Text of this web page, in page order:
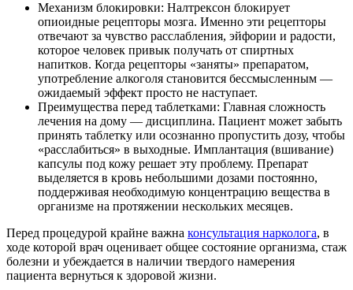
Механизм блокировки: Налтрексон блокирует
опиоидные рецепторы мозга. Именно эти рецепторы
отвечают за чувство расслабления, эйфории и радости,
которое человек привык получать от спиртных
напитков. Когда рецепторы «заняты» препаратом,
употребление алкоголя становится бессмысленным —
ожидаемый эффект просто не наступает.
Преимущества перед таблетками: Главная сложность
лечения на дому — дисциплина. Пациент может забыть
принять таблетку или осознанно пропустить дозу, чтобы
«расслабиться» в выходные. Имплантация (вшивание)
капсулы под кожу решает эту проблему. Препарат
выделяется в кровь небольшими дозами постоянно,
поддерживая необходимую концентрацию вещества в
организме на протяжении нескольких месяцев.
Перед процедурой крайне важна консультация нарколога, в
ходе которой врач оценивает общее состояние организма, стаж
болезни и убеждается в наличии твердого намерения
пациента вернуться к здоровой жизни.